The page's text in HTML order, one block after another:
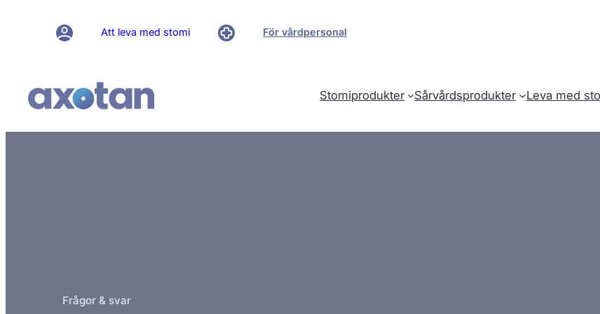
Att leva med stomi För vårdpersonal
Stomiprodukter Sårvårdsprodukter Leva med
Frågor & svar